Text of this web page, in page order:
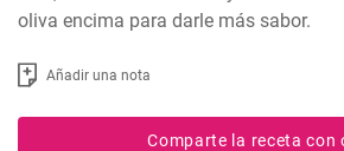
oliva encima para darle más sabor.
Añadir una nota
Comparte la receta con